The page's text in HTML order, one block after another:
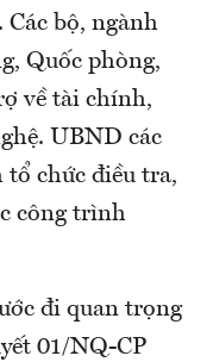
bộ, ngành
Quốc phòng,
về tài chính,
UBND các
chức điều tra,
công trình
đi quan trọng
01/NQ-CP